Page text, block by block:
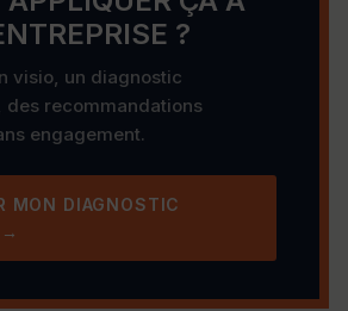
?
visio, un diagnostic
des recommandations
engagement.
MON DIAGNOSTIC
→